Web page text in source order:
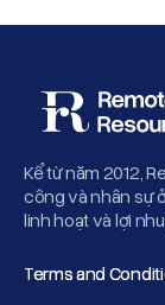
Kể từ năm 2012,
công và nhân sự
linh hoạt và lợi
Terms and
Terms and